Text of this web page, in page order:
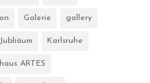
Galerie gallery
Jubliäum Karlsruhe
ARTES